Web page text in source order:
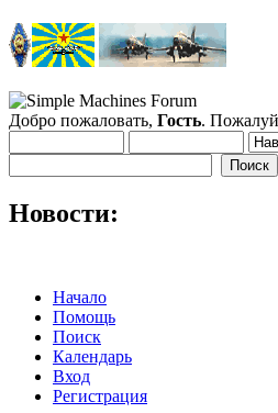
Добро пожаловать, Гость.
Новости:
Начало
Помощь
Поиск
Календарь
Вход
Регистрация